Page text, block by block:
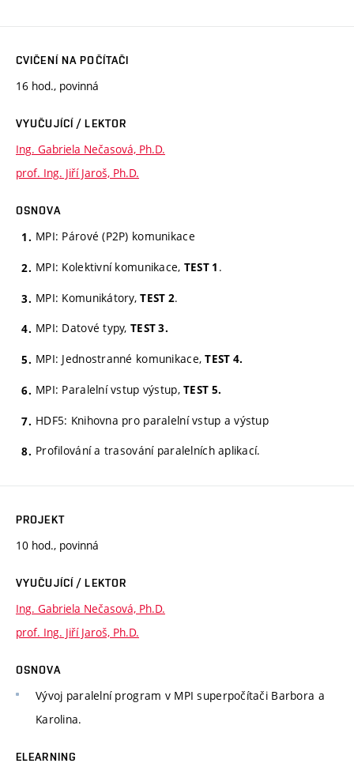
CVIČENÍ NA POČÍTAČI
16 hod., povinná
VYUČUJÍCÍ / LEKTOR
Ing. Gabriela Nečasová, Ph.D.
prof. Ing. Jiří Jaroš, Ph.D.
OSNOVA
MPI: Párové (P2P) komunikace
MPI: Kolektivní komunikace, TEST 1 .
MPI: Komunikátory,TEST 2.
MPI: Datové typy,TEST 3.
MPI: Jednostranné komunikace,TEST 4.
MPI: Paralelní vstup výstup,TEST 5.
HDF5: Knihovna pro paralelní vstup a výstup
Profilování a trasování paralelních aplikací.
PROJEKT
10 hod., povinná
VYUČUJÍCÍ / LEKTOR
Ing. Gabriela Nečasová, Ph.D.
prof. Ing. Jiří Jaroš, Ph.D.
OSNOVA
Vývoj paralelní program v MPI superpočítači Barbora a
Karolina.
ELEARNING